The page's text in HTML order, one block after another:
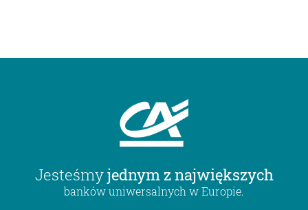
Jesteśmyjednym z największych
banków uniwersalnych w Europie.